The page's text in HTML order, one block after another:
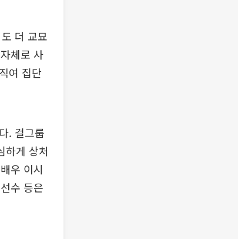
더 교묘
체로 사
여 집단
. 걸그룹
하게 상처
우 이시
수 등은